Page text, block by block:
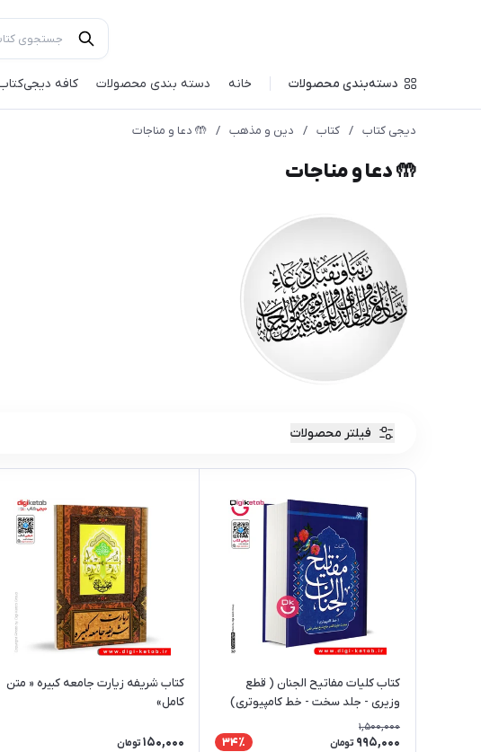
دسته‌بندی محصولات خانه دسته بندی محصولات کافه‌
دیجی کتاب / کتاب / دین و مذهب / 🤲 دعا و مناجات
🤲 دعا و مناجات
فیلتر محصولات
کتاب کلیات مفاتیح الجنان ( قطع
وزیری - جلد سخت - خط کامپیوتری)
1,500,000
995,000 تومان 34٪
کتاب شریفه زیارت جامعه کبیره « متن
کامل»
150,000 تومان